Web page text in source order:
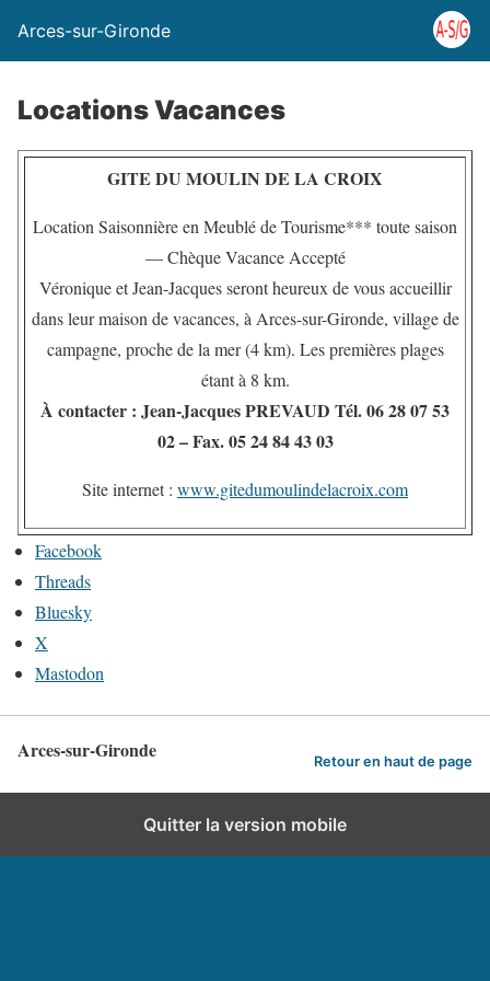
Arces-sur-Gironde
Locations Vacances
GITE DU MOULIN DE LA CROIX
Location Saisonnière en Meublé de Tourisme*** toute saison
— Chèque Vacance Accepté
Véronique et Jean-Jacques seront heureux de vous accueillir
dans leur maison de vacances, à Arces-sur-Gironde, village de
campagne, proche de la mer (4 km). Les premières plages
étant à 8 km.
À contacter : Jean-Jacques PREVAUD Tél. 06 28 07 53
02 – Fax. 05 24 84 43 03
Site internet : www.gitedumoulindelacroix.com
Facebook
Threads
Bluesky
X
Mastodon
Arces-sur-Gironde Retour en haut de page
Quitter la version mobile